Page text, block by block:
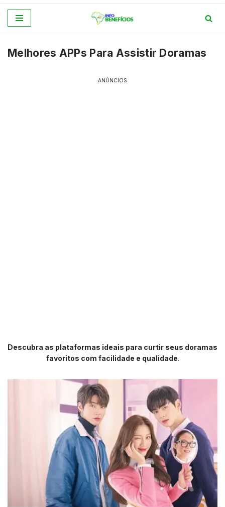
o
Melhores APPs Para Assistir Doramas
ANÚNCIOS
Descubra as plataformas ideais para curtir seus doramas
favoritos com facilidade e qualidade.